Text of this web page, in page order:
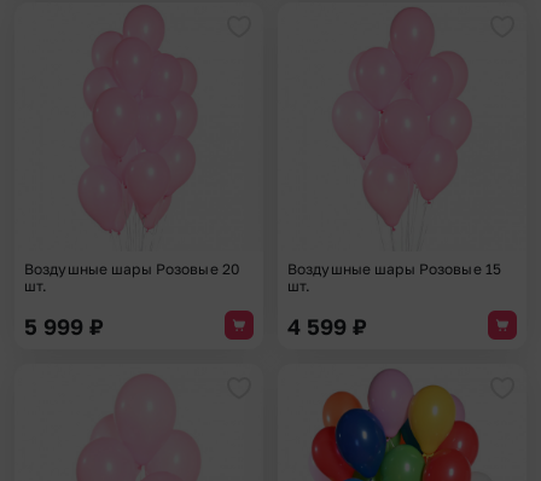
Добавить в избранное
Воздушные шары Розовые 20
шт.
5 999 ₽
Воздушные шары Розовые 15
шт.
4 599 ₽
Добавить в избранное